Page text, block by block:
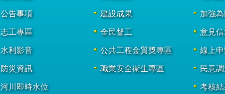
公告事項
志工專區
水利影音
防災資訊
河川即時水位
建設成果
全民督工
公共工程金質獎專區
職業安全衛生專區
加強
意見
線上
民意
考核